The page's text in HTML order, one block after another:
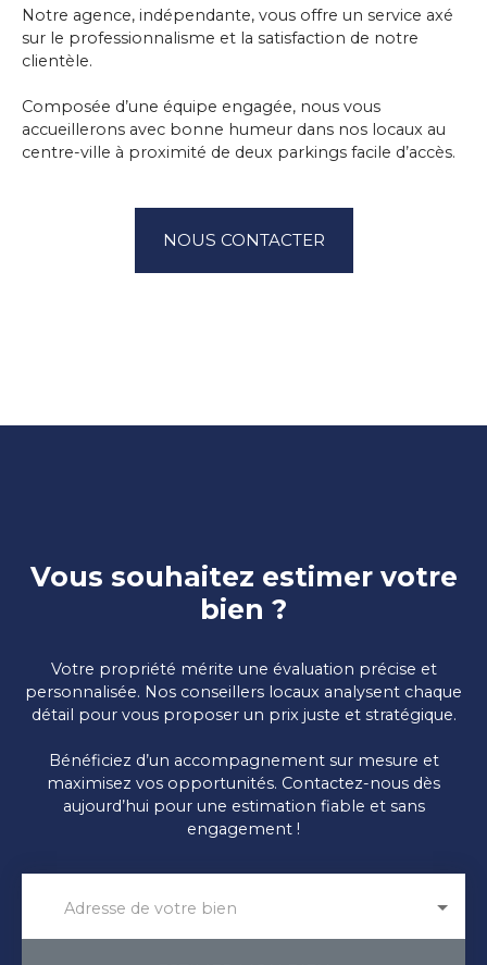
Notre agence, indépendante, vous offre un service axé
sur le professionnalisme et la satisfaction de notre
clientèle.
Composée d’une équipe engagée, nous vous
accueillerons avec bonne humeur dans nos locaux au
centre-ville à proximité de deux parkings facile d’accès.
NOUS CONTACTER
Vous souhaitez estimer votre
bien ?
Votre propriété mérite une évaluation précise et
personnalisée. Nos conseillers locaux analysent chaque
détail pour vous proposer un prix juste et stratégique.
Bénéficiez d’un accompagnement sur mesure et
maximisez vos opportunités. Contactez-nous dès
aujourd’hui pour une estimation fiable et sans
engagement !
Adresse de votre bien